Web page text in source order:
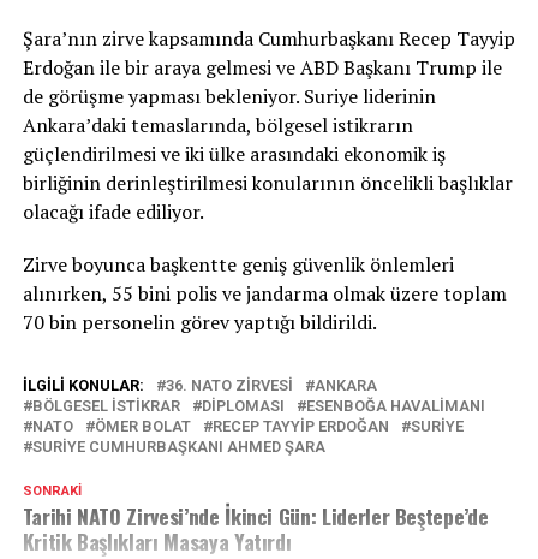
Şara’nın zirve kapsamında Cumhurbaşkanı Recep Tayyip
Erdoğan ile bir araya gelmesi ve ABD Başkanı Trump ile
de görüşme yapması bekleniyor. Suriye liderinin
Ankara’daki temaslarında, bölgesel istikrarın
güçlendirilmesi ve iki ülke arasındaki ekonomik iş
birliğinin derinleştirilmesi konularının öncelikli başlıklar
olacağı ifade ediliyor.
Zirve boyunca başkentte geniş güvenlik önlemleri
alınırken, 55 bini polis ve jandarma olmak üzere toplam
70 bin personelin görev yaptığı bildirildi.
İLGILI KONULAR: 36. NATO ZIRVESI
ANKARA
BÖLGESEL ISTIKRAR
DİPLOMASI
ESENBOĞA HAVALIMANI
NATO
ÖMER BOLAT RECEP TAYYIP ERDOĞAN
SURIYE
SURIYE CUMHURBAŞKANI AHMED ŞARA
SONRAKI
Tarihi NATO Zirvesi’nde İkinci Gün: Liderler Beştepe’de
Kritik Başlıkları Masaya Yatırdı